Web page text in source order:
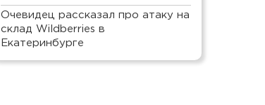
Очевидец рассказал про атаку на
склад Wildberries в
Екатеринбурге